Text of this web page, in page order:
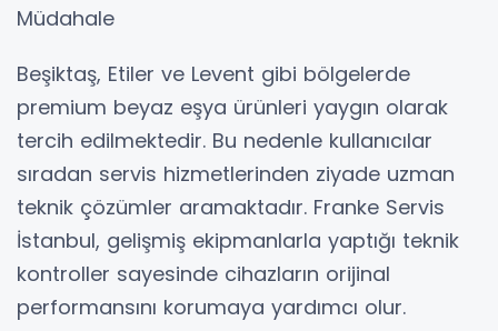
Müdahale
Beşiktaş, Etiler ve Levent gibi bölgelerde
premium beyaz eşya ürünleri yaygın olarak
tercih edilmektedir. Bu nedenle kullanıcılar
sıradan servis hizmetlerinden ziyade uzman
teknik çözümler aramaktadır. Franke Servis
İstanbul, gelişmiş ekipmanlarla yaptığı teknik
kontroller sayesinde cihazların orijinal
performansını korumaya yardımcı olur.